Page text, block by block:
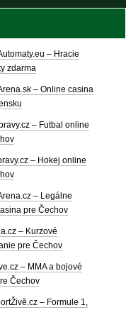
– Hracie
zdarma
– Online casina
– Futbal online
– Hokej online
– Legálne
pre Čechov
– Kurzové
pre Čechov
– MMA a bojové
Čechov
– Formule 1,